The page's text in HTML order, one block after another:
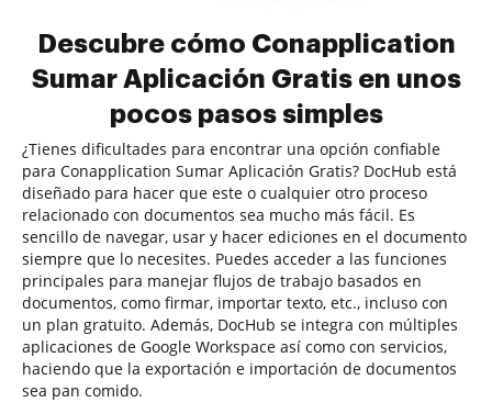
Descubre cómo Conapplication
Sumar Aplicación Gratis en unos
pocos pasos simples
¿Tienes dificultades para encontrar una opción confiable
para Conapplication Sumar Aplicación Gratis? DocHub está
diseñado para hacer que este o cualquier otro proceso
relacionado con documentos sea mucho más fácil. Es
sencillo de navegar, usar y hacer ediciones en el documento
siempre que lo necesites. Puedes acceder a las funciones
principales para manejar flujos de trabajo basados en
documentos, como firmar, importar texto, etc., incluso con
un plan gratuito. Además, DocHub se integra con múltiples
aplicaciones de Google Workspace así como con servicios,
haciendo que la exportación e importación de documentos
sea pan comido.